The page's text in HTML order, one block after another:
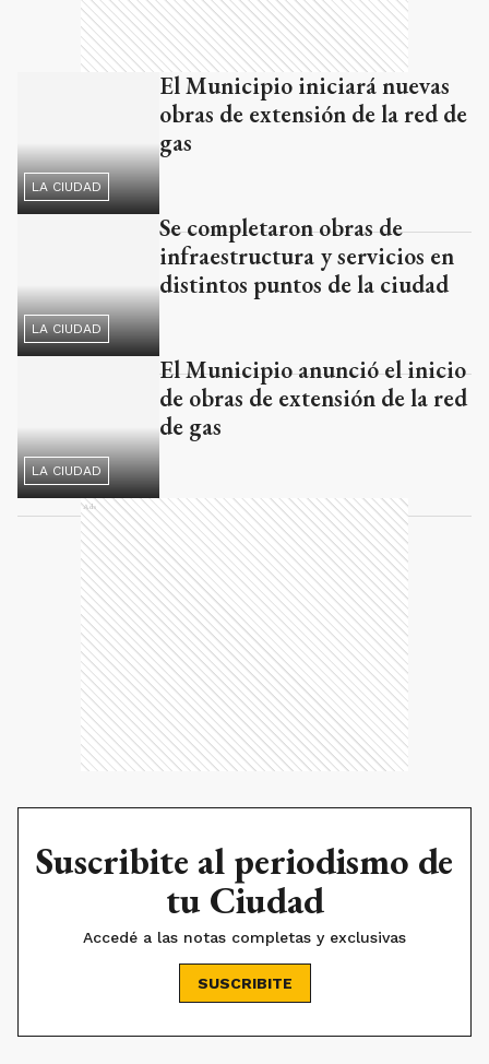
LA CIUDAD
El Municipio iniciará nuevas
obras de extensión de la red de
gas
LA CIUDAD
Se completaron obras de
infraestructura y servicios en
distintos puntos de la ciudad
LA CIUDAD
El Municipio anunció el inicio
de obras de extensión de la red
de gas
Ads
Suscribite al periodismo de
tu Ciudad
Accedé a las notas completas y exclusivas
SUSCRIBITE